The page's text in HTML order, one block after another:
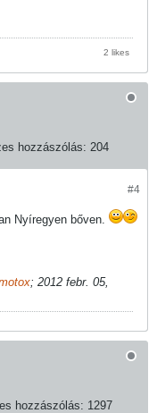
2 likes
hozzászólás: 204
#4
Nyíregyen bőven.
; 2012 febr. 05,
hozzászólás: 1297